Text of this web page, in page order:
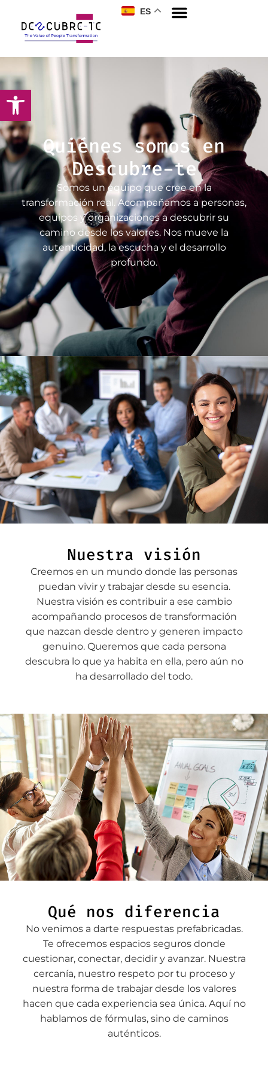
ES
Quiénes somos en
Descubre-te
Somos un equipo que cree en la
transformación real. Acompañamos a personas,
equipos y organizaciones a descubrir su
camino desde los valores. Nos mueve la
autenticidad, la escucha y el desarrollo
profundo.
Nuestra visión
Creemos en un mundo donde las personas
puedan vivir y trabajar desde su esencia.
Nuestra visión es contribuir a ese cambio
acompañando procesos de transformación
que nazcan desde dentro y generen impacto
genuino. Queremos que cada persona
descubra lo que ya habita en ella, pero aún no
ha desarrollado del todo.
Qué nos diferencia
No venimos a darte respuestas prefabricadas.
Te ofrecemos espacios seguros donde
cuestionar, conectar, decidir y avanzar. Nuestra
cercanía, nuestro respeto por tu proceso y
nuestra forma de trabajar desde los valores
hacen que cada experiencia sea única. Aquí no
hablamos de fórmulas, sino de caminos
auténticos.